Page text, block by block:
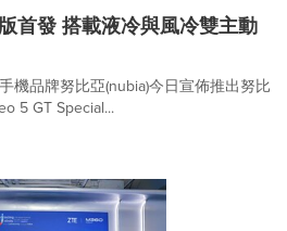
首發 搭載液冷與風冷雙主動
機品牌努比亞(nubia)今日宣佈推出努比
5 GT Special...